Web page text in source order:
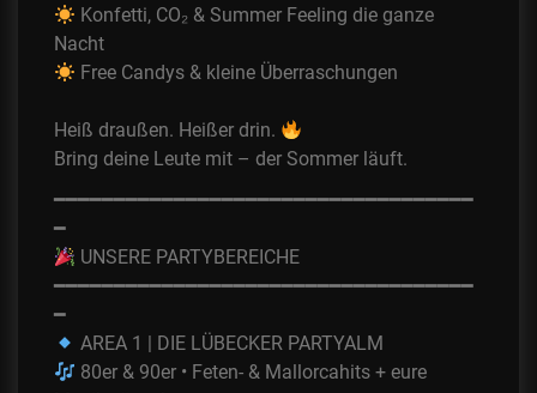
Konfetti, CO₂ & Summer Feeling die ganze
Nacht
Free Candys & kleine Überraschungen
Heiß draußen. Heißer drin.
Bring deine Leute mit – der Sommer läuft.
━━━━━━━━━━━━━━━━━━━━━━━━━━━━━━━━━━━
━
UNSERE PARTYBEREICHE
━━━━━━━━━━━━━━━━━━━━━━━━━━━━━━━━━━━
━
AREA 1 | DIE LÜBECKER PARTYALM
80er & 90er • Feten- & Mallorcahits + eure